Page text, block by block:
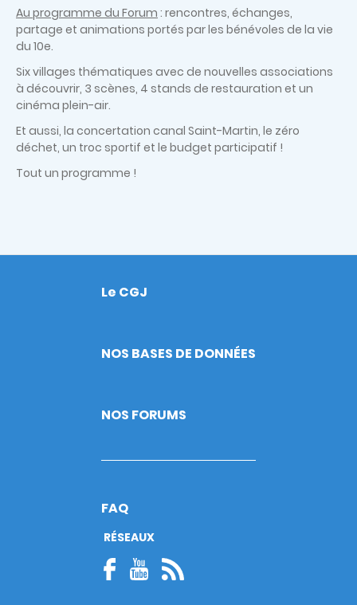
Au programme du Forum : rencontres, échanges,
partage et animations portés par les bénévoles de la vie
du 10e.
Six villages thématiques avec de nouvelles associations
à découvrir, 3 scènes, 4 stands de restauration et un
cinéma plein-air.
Et aussi, la concertation canal Saint-Martin, le zéro
déchet, un troc sportif et le budget participatif !
Tout un programme !
Footer
Le CGJ
NOS BASES DE DONNÉES
NOS FORUMS
FAQ
RÉSEAUX